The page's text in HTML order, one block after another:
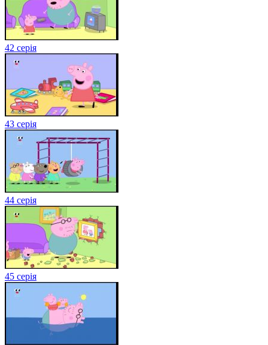
42 серія
43 серія
44 серія
45 серія